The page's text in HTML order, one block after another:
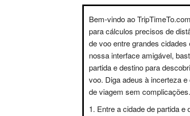
Bem-vindo ao
para cálculos precisos de
de voo entre grandes
nossa interface amigável,
partida e destino para
voo. Diga adeus à incerteza
de viagem sem complicações.
Entre a cidade de partida e